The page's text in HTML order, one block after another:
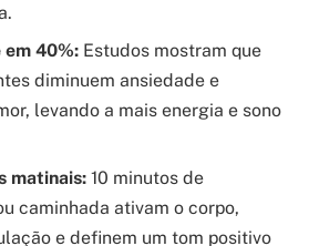
em 40%: Estudos mostram que
diminuem ansiedade e
levando a mais energia e sono
matinais: 10 minutos de
caminhada ativam o corpo,
e definem um tom positivo